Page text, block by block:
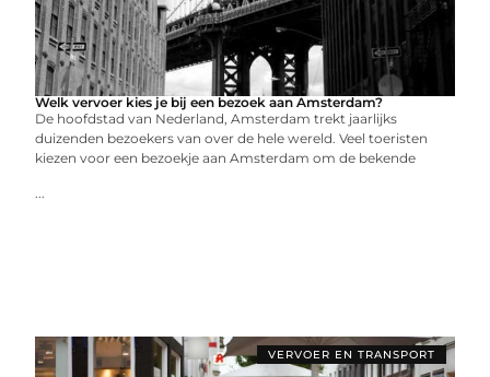
Welk vervoer kies je bij een bezoek aan Amsterdam?
De hoofdstad van Nederland, Amsterdam trekt jaarlijks
duizenden bezoekers van over de hele wereld. Veel toeristen
kiezen voor een bezoekje aan Amsterdam om de bekende
...
VERVOER EN TRANSPORT